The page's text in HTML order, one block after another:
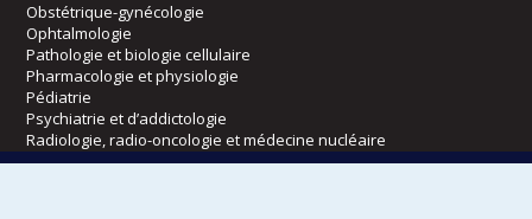
Obstétrique-gynécologie
Ophtalmologie
Pathologie et biologie cellulaire
Pharmacologie et physiologie
Pédiatrie
Psychiatrie et d’addictologie
Radiologie, radio-oncologie et médecine nucléaire